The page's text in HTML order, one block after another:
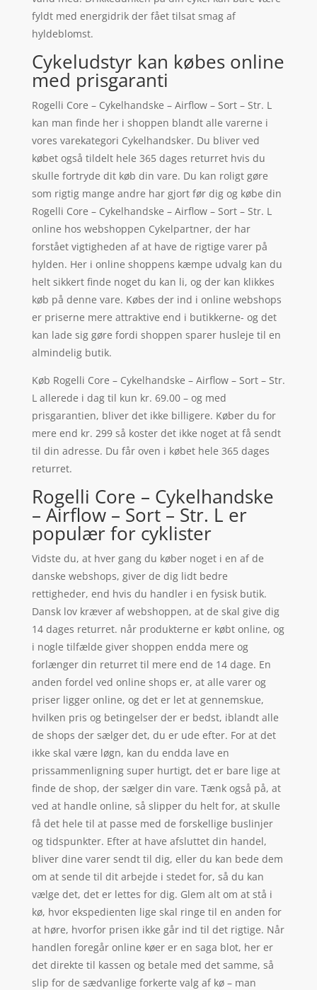
fyldt med energidrik der fået tilsat smag af
hyldeblomst.
Cykeludstyr kan købes online
med prisgaranti
Rogelli Core – Cykelhandske – Airflow – Sort – Str. L
kan man finde her i shoppen blandt alle varerne i
vores varekategori Cykelhandsker. Du bliver ved
købet også tildelt hele 365 dages returret hvis du
skulle fortryde dit køb din vare. Du kan roligt gøre
som rigtig mange andre har gjort før dig og købe din
Rogelli Core – Cykelhandske – Airflow – Sort – Str. L
online hos webshoppen Cykelpartner, der har
forstået vigtigheden af at have de rigtige varer på
hylden. Her i online shoppens kæmpe udvalg kan du
helt sikkert finde noget du kan li, og der kan klikkes
køb på denne vare. Købes der ind i online webshops
er priserne mere attraktive end i butikkerne- og det
kan lade sig gøre fordi shoppen sparer husleje til en
almindelig butik.
Køb Rogelli Core – Cykelhandske – Airflow – Sort – Str.
L allerede i dag til kun kr. 69.00 – og med
prisgarantien, bliver det ikke billigere. Køber du for
mere end kr. 299 så koster det ikke noget at få sendt
til din adresse. Du får oven i købet hele 365 dages
returret.
Rogelli Core – Cykelhandske
– Airflow – Sort – Str. L er
populær for cyklister
Vidste du, at hver gang du køber noget i en af de
danske webshops, giver de dig lidt bedre
rettigheder, end hvis du handler i en fysisk butik.
Dansk lov kræver af webshoppen, at de skal give dig
14 dages returret. når produkterne er købt online, og
i nogle tilfælde giver shoppen endda mere og
forlænger din returret til mere end de 14 dage. En
anden fordel ved online shops er, at alle varer og
priser ligger online, og det er let at gennemskue,
hvilken pris og betingelser der er bedst, iblandt alle
de shops der sælger det, du er ude efter. For at det
ikke skal være løgn, kan du endda lave en
prissammenligning super hurtigt, det er bare lige at
finde de shop, der sælger din vare. Tænk også på, at
ved at handle online, så slipper du helt for, at skulle
få det hele til at passe med de forskellige buslinjer
og tidspunkter. Efter at have afsluttet din handel,
bliver dine varer sendt til dig, eller du kan bede dem
om at sende til dit arbejde i stedet for, så du kan
vælge det, det er lettes for dig. Glem alt om at stå i
kø, hvor ekspedienten lige skal ringe til en anden for
at høre, hvorfor prisen ikke går ind til det rigtige. Når
handlen foregår online køer er en saga blot, her er
det direkte til kassen og betale med det samme, så
slip for de sædvanlige forkerte valg af kø – man